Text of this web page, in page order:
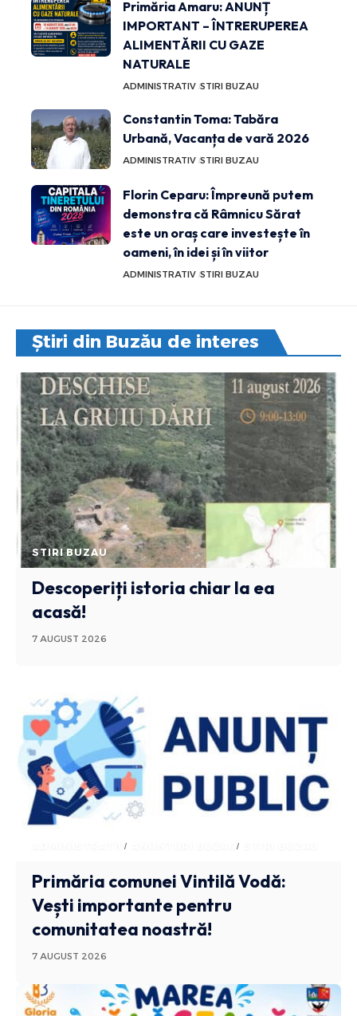
Primăria Amaru: ANUNȚ
IMPORTANT – ÎNTRERUPEREA
ALIMENTĂRII CU GAZE
NATURALE
ADMINISTRATIV STIRI BUZAU
Constantin Toma: Tabăra
Urbană, Vacanța de vară 2026
ADMINISTRATIV STIRI BUZAU
Florin Ceparu: Împreună putem
demonstra că Râmnicu Sărat
este un oraș care investește în
oameni, în idei și în viitor
ADMINISTRATIV STIRI BUZAU
Știri din Buzău de interes
STIRI BUZAU
Descoperiți istoria chiar la ea
acasă!
7 AUGUST 2026
ADMINISTRATIV ANUNTURI BUZAU
Primăria comunei Vintilă Vodă:
Vești importante pentru
comunitatea noastră!
7 AUGUST 2026